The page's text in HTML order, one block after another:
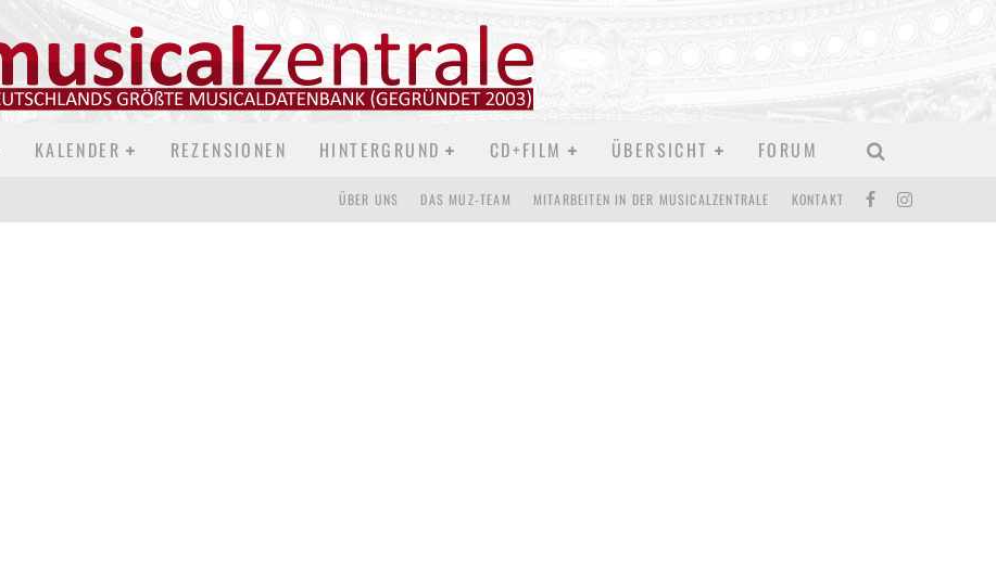
Neue Musicals, Rezensionen und Features auf einem Blick
KALENDER REZENSIONEN HINTERGRUND CD+FILM ÜBERSICHT FORUM
ÜBER UNS DAS MUZ-TEAM MITARBEITEN IN DER MUSICALZENTRALE KONTAKT